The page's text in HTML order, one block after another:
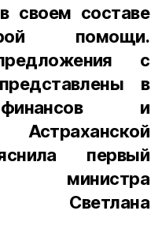
своем составе
помощи.
с
в
финансов и
первый
министра
Светлана